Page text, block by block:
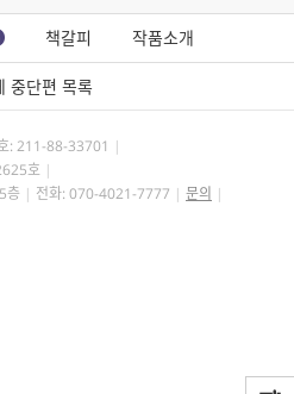
책갈피 작품소개
중단편 목록
: 211-88-33701
호
층
전화: 070-4021-7777
문의